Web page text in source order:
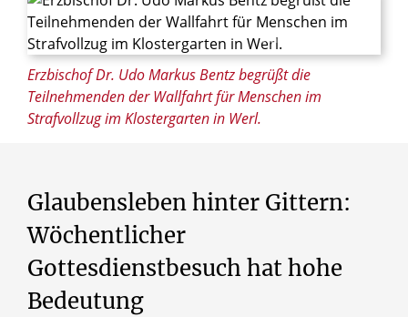
© Ralf Litera / Erzbistum Paderborn
Erzbischof Dr. Udo Markus Bentz begrüßt die
Teilnehmenden der Wallfahrt für Menschen im
Strafvollzug im Klostergarten in Werl.
Glaubenslebenhinter Gittern:
Wöchentlicher
Gottesdienstbesuchhathohe
Bedeutung